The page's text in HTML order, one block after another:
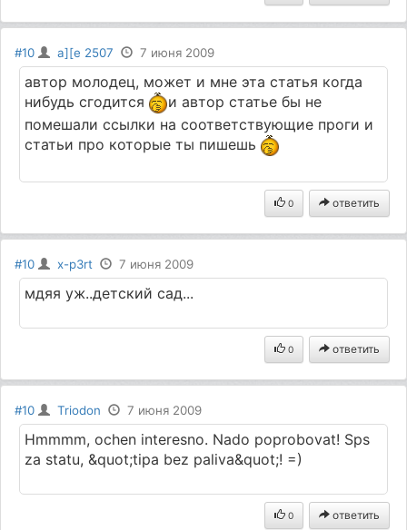
#10 a][e 2507 7 июня 2009
автор молодец, может и мне эта статья когда
нибудь сгодится
и автор статье бы не
помешали ссылки на соответствующие проги и
статьи про которые ты пишешь
0 ответить
#10 x-p3rt 7 июня 2009
мдяя уж..детский сад...
0 ответить
#10 Triodon 7 июня 2009
Hmmmm, ochen interesno. Nado poprobovat! Sps
za statu, &quot;tipa bez paliva&quot;! =)
0 ответить